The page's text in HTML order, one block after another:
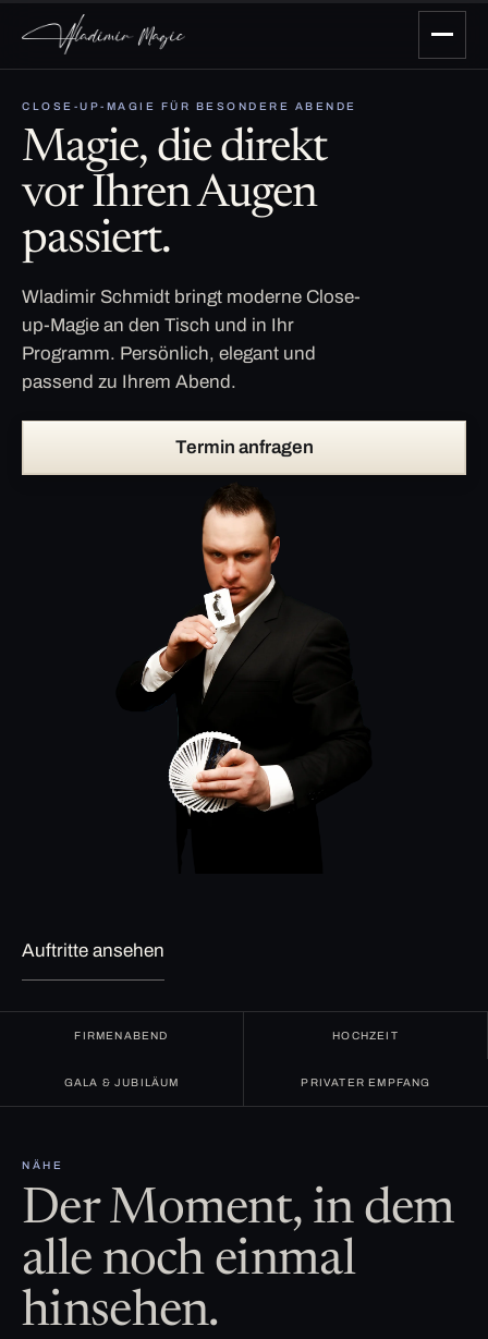
CLOSE-UP-MAGIE FÜR BESONDERE ABENDE
Magie, die direkt
vor Ihren Augen
passiert.
Wladimir Schmidt bringt moderne Close-
up-Magie an den Tisch und in Ihr
Programm. Persönlich, elegant und
passend zu Ihrem Abend.
Termin anfragen
Auftritte ansehen
FIRMENABEND HOCHZEIT
GALA & JUBILÄUM PRIVATER EMPFANG
NÄHE
Der Moment, in dem
alle noch einmal
hinsehen.